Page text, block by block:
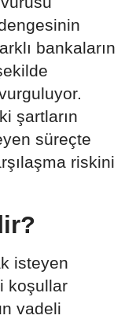
bankaların
şartların
süreçte
riskini
isteyen
koşullar
vadeli